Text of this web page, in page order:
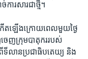
ារ​សារ​ជា​ថ្មី។​
ើត​ឡើង​ក្រោយ​ពេល​មួយ​ថ្ងៃ​
ចេញ​ក្រុម​បាតុករ​របស់​
លាន​ប្រជាធិបតេយ្យ និង​